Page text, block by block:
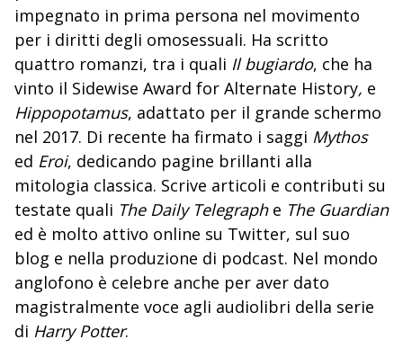
impegnato in prima persona nel movimento
per i diritti degli omosessuali. Ha scritto
quattro romanzi, tra i quali Il bugiardo, che ha
vinto il Sidewise Award for Alternate History, e
Hippopotamus, adattato per il grande schermo
nel 2017. Di recente ha firmato i saggi Mythos
ed Eroi, dedicando pagine brillanti alla
mitologia classica. Scrive articoli e contributi su
testate quali The Daily Telegraphe The Guardian
ed è molto attivo online su Twitter, sul suo
blog e nella produzione di podcast. Nel mondo
anglofono è celebre anche per aver dato
magistralmente voce agli audiolibri della serie
di Harry Potter.